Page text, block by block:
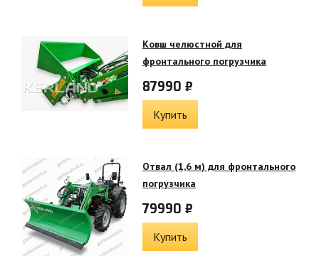
Ковш челюстной для
фронтального погрузчика
87990 ₽
Купить
Отвал (1,6 м) для фронтального
погрузчика
79990 ₽
Купить